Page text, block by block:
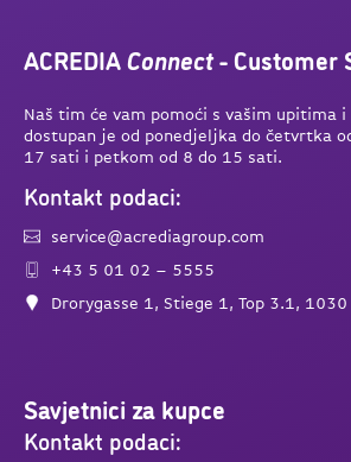
ACREDIA Connect- Customer
Naš tim će vam pomoći s vašim upitima i
dostupan je od ponedjeljka do četvrtka
17 sati i petkom od 8 do 15 sati.
Kontakt podaci:
service@acrediagroup.com
+43 5 01 02 – 5555
Drorygasse 1, Stiege 1, Top 3.1, 1030
Savjetnici za kupce
Kontakt podaci: